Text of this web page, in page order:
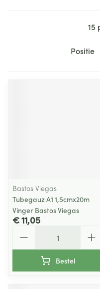
15
Sorteer op:
Bastos Viegas
Tubegauz A1 1,5cmx20m
Vinger Bastos Viegas
€ 11,05
Bestel